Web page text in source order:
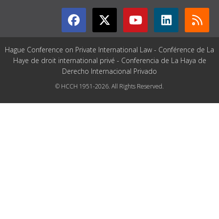
Hague Conference on Private International Law - Conférence de La
Haye de droit international privé - Conferencia de La Haya de
Derecho Internacional Privado
© HCCH 1951-2026. All Rights Reserved.